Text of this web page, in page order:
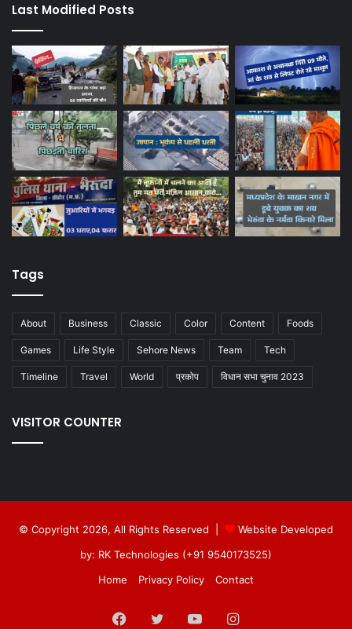
Last Modified Posts
Tags
About Business Classic Color Content Foods
Games Life Style Sehore News Team Tech
Timeline Travel World प्रकोप विधान सभा चुनाव 2023
VISITOR COUNTER
© Copyright 2026, All Rights Reserved |
Website Developed
by: RK Technologies (+91 9540173525)
Home
Privacy Policy Contact
Facebook
Twitter YouTubeInstagram